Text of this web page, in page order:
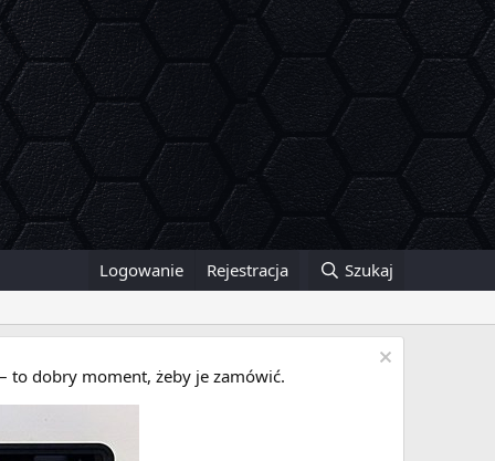
Logowanie Rejestracja Szukaj
to dobry moment, żeby je zamówić.